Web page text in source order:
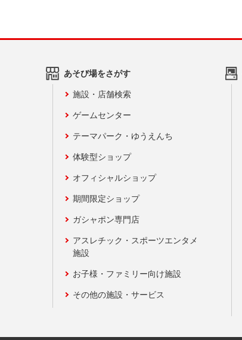
あそび場をさがす
施設・店舗検索
ゲームセンター
テーマパーク・ゆうえんち
体験型ショップ
オフィシャルショップ
期間限定ショップ
ガシャポン専門店
アスレチック・スポーツエンタメ
施設
お子様・ファミリー向け施設
その他の施設・サービス